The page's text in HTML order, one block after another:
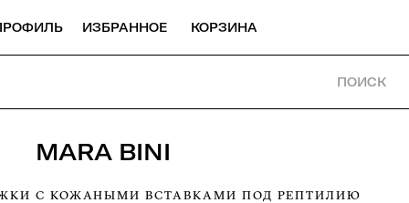
ИЗБРАННОЕ КОРЗИНА
ПОИСК
MARA BINI
С КОЖАНЫМИ ВСТАВКАМИ ПОД РЕПТИЛИЮ